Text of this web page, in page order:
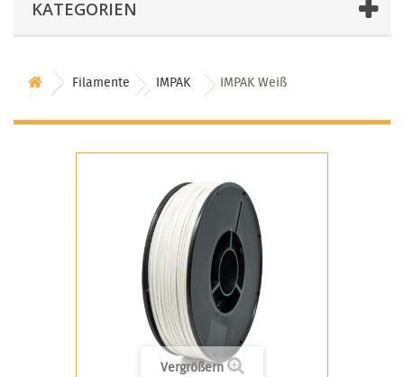
KATEGORIEN
Filamente IMPAK IMPAK Weiß
Vergrößern